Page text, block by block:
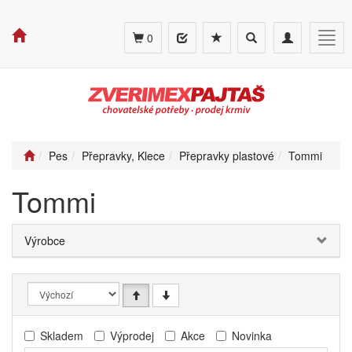
Toggle
navigation
Toggle
search
0
Pes Přepravky, Klece Přepravky plastové Tommi
Tommi
Výrobce
Skladem Výprodej Akce Novinka